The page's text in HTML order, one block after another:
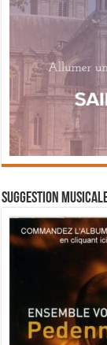
Suggestion